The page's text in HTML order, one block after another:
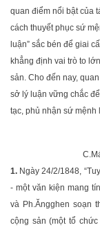
quan điểm nổi bật của
cách thuyết phục sứ
luận” sắc bén để giai
khẳng định vai trò to
sản. Cho đến nay,
sở lý luận vững chắc
tạc, phủ nhận sứ
1. Ngày 24/2/1848,
- một văn kiện mang
và Ph.Ăngghen soạn
cộng sản (một tổ